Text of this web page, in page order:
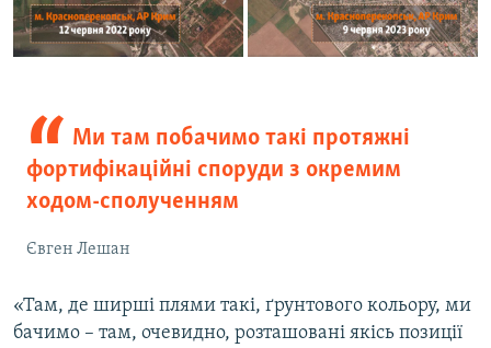
Ми там побачимо такі протяжні
фортифікаційні споруди з окремим
ходом-сполученням
Євген Лешан
«Там, де ширші плями такі, ґрунтового кольору, ми
бачимо – там, очевидно, розташовані якісь позиції